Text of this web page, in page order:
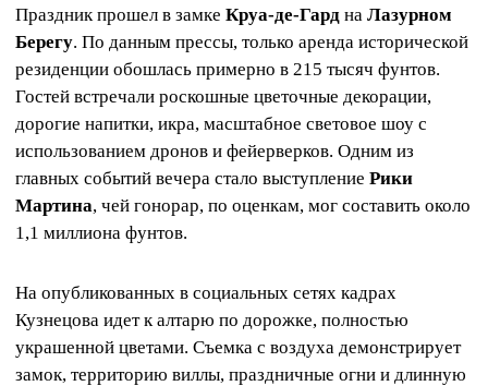
Праздник прошел в замке Круа-де-Гард на Лазурном
Берегу. По данным прессы, только аренда исторической
резиденции обошлась примерно в 215 тысяч фунтов.
Гостей встречали роскошные цветочные декорации,
дорогие напитки, икра, масштабное световое шоу с
использованием дронов и фейерверков. Одним из
главных событий вечера стало выступление Рики
Мартина, чей гонорар, по оценкам, мог составить около
1,1 миллиона фунтов.
На опубликованных в социальных сетях кадрах
Кузнецова идет к алтарю по дорожке, полностью
украшенной цветами. Съемка с воздуха демонстрирует
замок, территорию виллы, праздничные огни и длинную